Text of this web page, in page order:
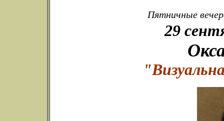
Пятничные
29